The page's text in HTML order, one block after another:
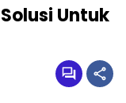
Untuk